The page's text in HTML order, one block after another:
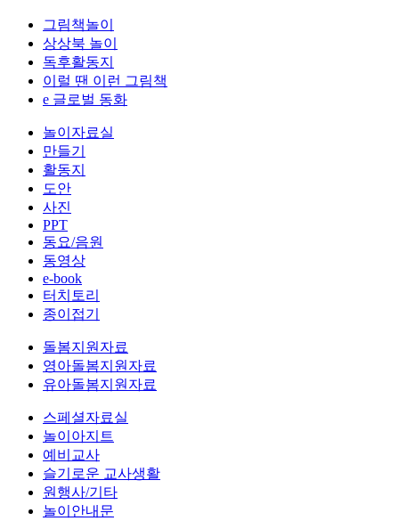
그림책놀이
상상북 놀이
독후활동지
이럴 땐 이런 그림책
e 글로벌 동화
놀이자료실
만들기
활동지
도안
사진
PPT
동요/음원
동영상
e-book
터치토리
종이접기
돌봄지원자료
영아돌봄지원자료
유아돌봄지원자료
스페셜자료실
놀이아지트
예비교사
슬기로운 교사생활
원행사/기타
놀이안내문